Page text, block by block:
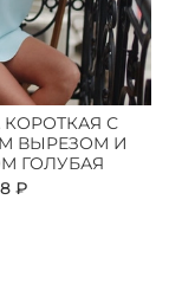
С
ВЫРЕЗОМ И
ГОЛУБАЯ
₽